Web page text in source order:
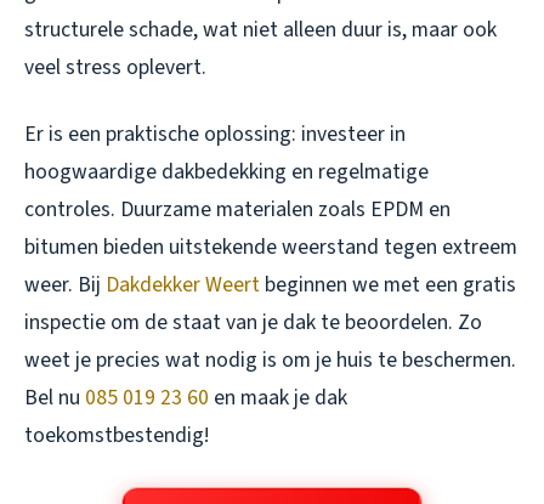
structurele schade, wat niet alleen duur is, maar ook
veel stress oplevert.
Er is een praktische oplossing: investeer in
hoogwaardige dakbedekking en regelmatige
controles. Duurzame materialen zoals EPDM en
bitumen bieden uitstekende weerstand tegen extreem
weer. Bij Dakdekker Weert beginnen we met een gratis
inspectie om de staat van je dak te beoordelen. Zo
weet je precies wat nodig is om je huis te beschermen.
Bel nu 085 019 23 60 en maak je dak
toekomstbestendig!